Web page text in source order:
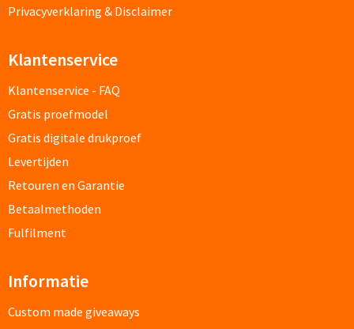
Pennenhouders bedrukken
Overige bureau artikelen
Paraplu's & Poncho's
Paraplu's
Automatische paraplu's bedrukken
Stormparaplu's bedrukken
Privacyverklaring & Disclaimer
Klantenservice
Klantenservice - FAQ
Gratis proefmodel
Gratis digitale drukproef
Levertijden
Retouren en Garantie
Betaalmethoden
Fulfilment
Informatie
Custom made giveaways